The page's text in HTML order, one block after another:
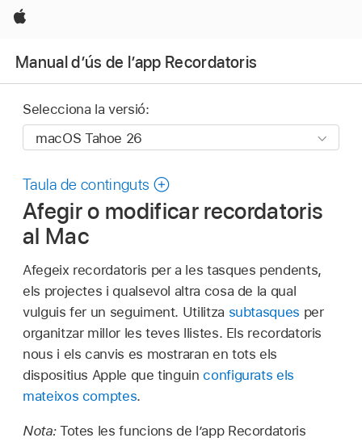
Apple
Manual d’ús de l’app Recordatoris
Selecciona la versió:
Taula de continguts
Afegir o modificar recordatoris
al Mac
Afegeix recordatoris per a les tasques pendents,
els projectes i qualsevol altra cosa de la qual
vulguis fer un seguiment. Utilitza subtasques per
organitzar millor les teves llistes. Els recordatoris
nous i els canvis es mostraran en tots els
dispositius Apple que tinguinconfigurats els
mateixos comptes.
Nota: Totes les funcions de l’app Recordatoris